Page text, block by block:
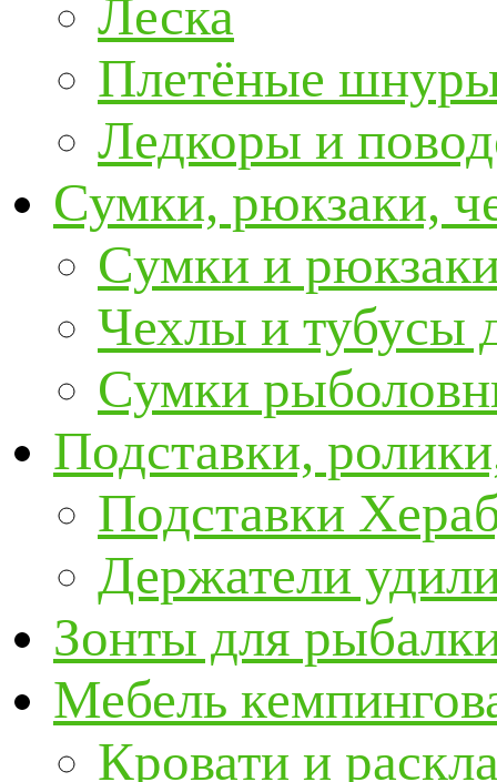
Леска
Плетёные
Ледкоры и
Сумки, рюкзаки,
Сумки и
Чехлы и тубусы
Сумки
Подставки,
Подставки
Держатели
Зонты для
Мебель
Кровати и